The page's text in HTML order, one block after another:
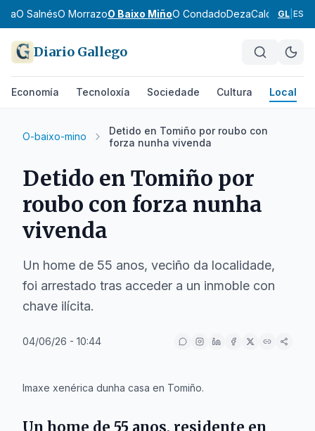
O SalnésO MorrazoO Baixo MiñoO CondadoDezaCaldasGL ES
Diario Gallego
Economía Tecnoloxía Sociedade Cultura Local
O-baixo-mino
Detido en Tomiño por roubo con
forza nunha vivenda
Detido en Tomiño por
roubo con forza nunha
vivenda
Un home de 55 anos, veciño da localidade,
foi arrestado tras acceder a un inmoble con
chave ilícita.
04/06/26 - 10:44
Imaxe xenérica dunha casa en Tomiño.
Un home de 55 anos, residente en